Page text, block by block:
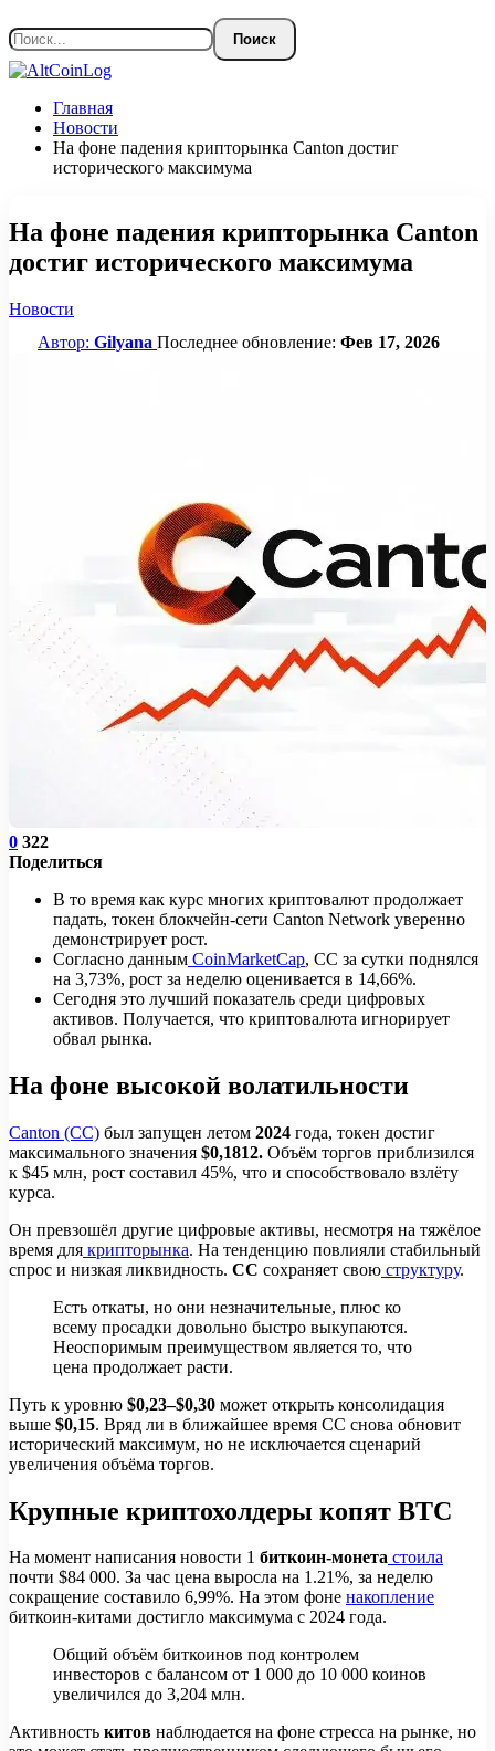
Главная
Новости
На фоне падения крипторынка Canton достиг
исторического максимума
На фоне падения крипторынка Canton
достиг исторического максимума
Новости
Автор: Gilyana Последнее обновление: Фев 17, 2026
0 322
Поделиться
В то время как курс многих криптовалют продолжает
падать, токен блокчейн-сети Canton Network уверенно
демонстрирует рост.
Согласно данным CoinMarketCap, CC за сутки поднялся
на 3,73%, рост за неделю оценивается в 14,66%.
Сегодня это лучший показатель среди цифровых
активов. Получается, что криптовалюта игнорирует
обвал рынка.
На фоне высокой волатильности
Canton (CC) был запущен летом 2024 года, токен достиг
максимального значения $0,1812. Объём торгов приблизился
к $45 млн, рост составил 45%, что и способствовало взлёту
курса.
Он превзошёл другие цифровые активы, несмотря на тяжёлое
время для крипторынка. На тенденцию повлияли стабильный
спрос и низкая ликвидность. CC сохраняет свою структуру.
Есть откаты, но они незначительные, плюс ко
всему просадки довольно быстро выкупаются.
Неоспоримым преимуществом является то, что
цена продолжает расти.
Путь к уровню $0,23–$0,30 может открыть консолидация
выше $0,15. Вряд ли в ближайшее время CC снова обновит
исторический максимум, но не исключается сценарий
увеличения объёма торгов.
Крупные криптохолдеры копят BTC
На момент написания новости 1 биткоин-монета стоила
почти $84 000. За час цена выросла на 1.21%, за неделю
сокращение составило 6,99%. На этом фоне накопление
биткоин-китами достигло максимума с 2024 года.
Общий объём биткоинов под контролем
инвесторов с балансом от 1 000 до 10 000 коинов
увеличился до 3,204 млн.
Активность китов наблюдается на фоне стресса на рынке, но